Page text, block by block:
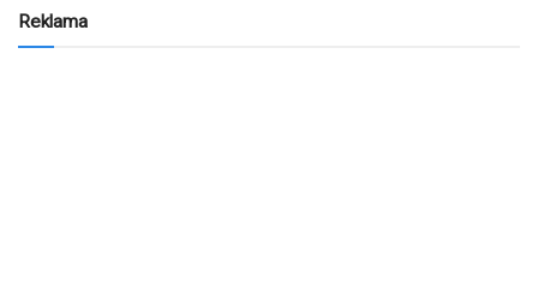
Reklama